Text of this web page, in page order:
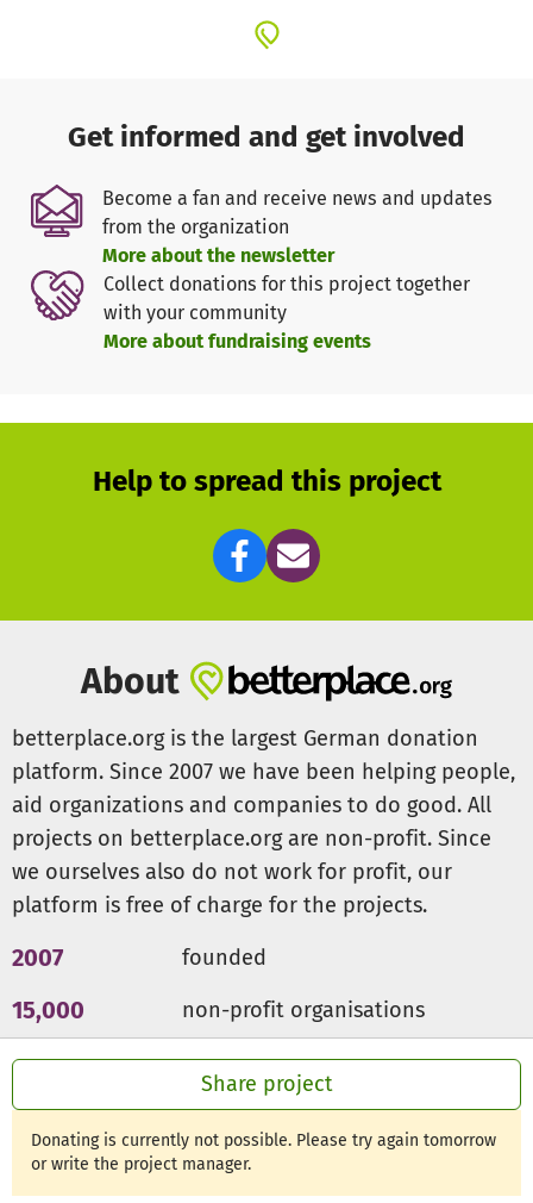
Share project
Donating is currently not possible. Please try again tomorrow
or write the project manager.
Universitätsstädten Deutschlands zugänglich zu machen.
Um unser Projekt weiterhin ehrenamtlich zu betreuen und
kostenfrei anzubieten, benötigen wir
Mithilfe Ihrer Spenden konnte die Studenteniniative für
Kinder in der Vergangenheit Gewinnspiele und
Weihnachtsgeschenke für Kinderheime finanzieren, sowie
unsere Verwaltungs- und Werbekosten decken.
Durch Ihren Beitrag helfen Sie uns also dabei, unsere
Vielen Dank für Ihre Unterstützung!
Ihre Studenteninitiative für Kinder
Hier erfahren Sie mehr:
igshid=1nlrld5pgm0mz
Unsere Website:http://studenteninitiative-fuer-
kinder.de/
Get informed and get involved
Become a fan and receive news and updates
from the organization
More about the newsletter
Collect donations for this project together
with your community
More about fundraising events
Help to spread this project
About
betterplace.org is the largest German donation
platform. Since 2007 we have been helping people,
aid organizations and companies to do good. All
projects on betterplace.org are non-profit. Since
we ourselves also do not work for profit, our
platform is free of charge for the projects.
2007 founded
15,000 non-profit organisations
300m € for a good cause